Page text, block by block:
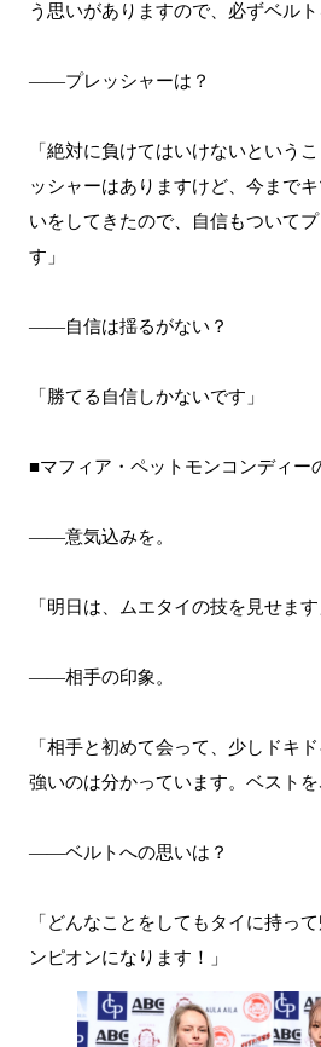
う思いがありますので、必ずベルト
――プレッシャーは？
「絶対に負けてはいけないという
ッシャーはありますけど、今まで
いをしてきたので、自信もついて
す」
――自信は揺るがない？
「勝てる自信しかないです」
■マフィア・ペットモンコンディー
――意気込みを。
「明日は、ムエタイの技を見せます
――相手の印象。
「相手と初めて会って、少しドキ
強いのは分かっています。ベストを
――ベルトへの思いは？
「どんなことをしてもタイに持っ
ンピオンになります！」